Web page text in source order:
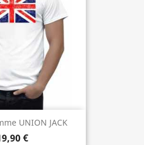
UNION JACK
€